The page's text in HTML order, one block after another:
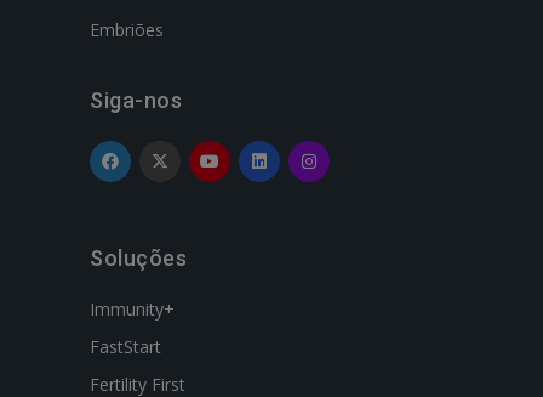
Embriões
Siga-nos
Soluções
Immunity+
FastStart
Fertility First